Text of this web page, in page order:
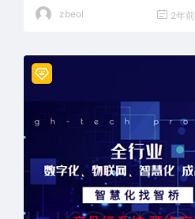
zbeol 2年前